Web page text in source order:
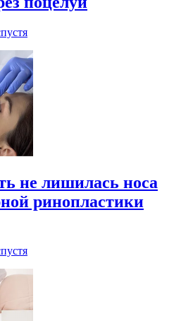
не лишилась носа
ринопластики